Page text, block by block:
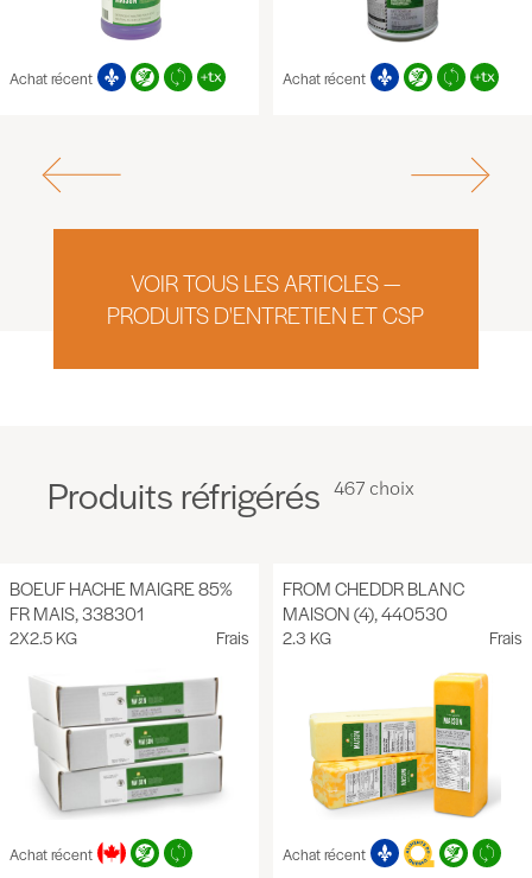
Achat récent Achat récent
VOIR TOUS LES ARTICLES —
PRODUITS D'ENTRETIEN ET CSP
Produits réfrigérés 467 choix
BOEUF HACHE MAIGRE 85%
FR MAIS, 338301
2X2.5 KG Frais
Achat récent
FROM CHEDDR BLANC
MAISON (4), 440530
2.3 KG Frais
Achat récent